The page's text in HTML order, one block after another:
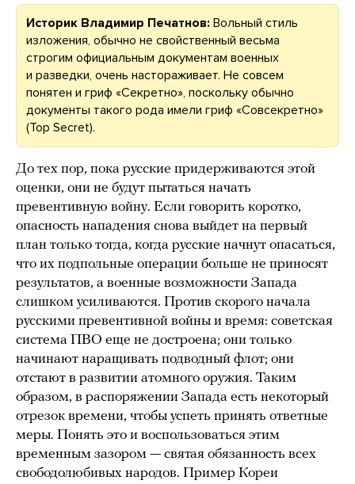
Историк Владимир Печатнов: Вольный стиль
изложения, обычно не свойственный весьма
строгим официальным документам военных
и разведки, очень настораживает. Не совсем
понятен и гриф «Секретно», поскольку обычно
документы такого рода имели гриф «Совсекретно»
(Top Secret).
До тех пор, пока русские придерживаются этой
оценки, они не будут пытаться начать
превентивную войну. Если говорить коротко,
опасность нападения снова выйдет на первый
план только тогда, когда русские начнут опасаться,
что их подпольные операции больше не приносят
результатов, а военные возможности Запада
слишком усиливаются. Против скорого начала
русскими превентивной войны и время: советская
система ПВО еще не достроена; они только
начинают наращивать подводный флот; они
отстают в развитии атомного оружия. Таким
образом, в распоряжении Запада есть некоторый
отрезок времени, чтобы успеть принять ответные
меры. Понять это и воспользоваться этим
временным зазором — святая обязанность всех
свободолюбивых народов. Пример Кореи